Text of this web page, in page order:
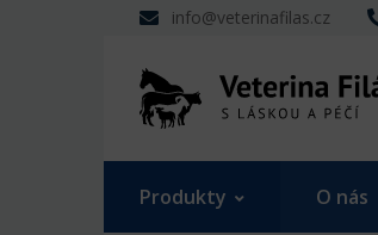
info@veterinafilas.cz
Produkty O nás